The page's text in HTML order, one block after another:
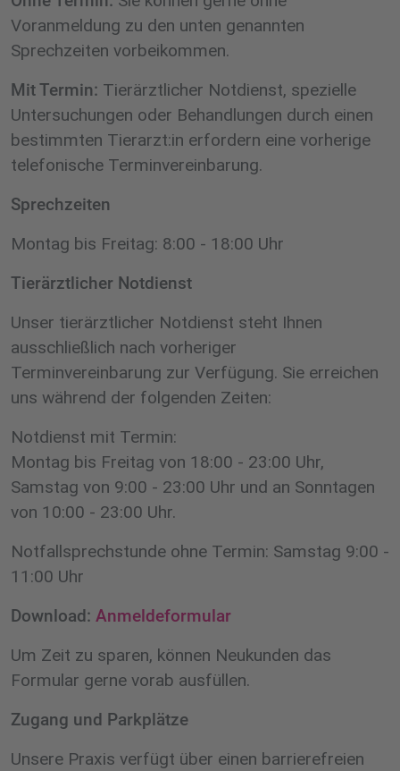
Voranmeldung zu den unten genannten
Sprechzeiten vorbeikommen.
Mit Termin: Tierärztlicher Notdienst, spezielle
Untersuchungen oder Behandlungen durch einen
bestimmten Tierarzt:in erfordern eine vorherige
telefonische Terminvereinbarung.
Sprechzeiten
Montag bis Freitag: 8:00 - 18:00 Uhr
Tierärztlicher Notdienst
Unser tierärztlicher Notdienst steht Ihnen
ausschließlich nach vorheriger
Terminvereinbarung zur Verfügung. Sie erreichen
uns während der folgenden Zeiten:
Notdienst mit Termin:
Montag bis Freitag von 18:00 - 23:00 Uhr,
Samstag von 9:00 - 23:00 Uhr und an Sonntagen
von 10:00 - 23:00 Uhr.
Notfallsprechstunde ohne Termin: Samstag 9:00 -
11:00 Uhr
Download: Anmeldeformular
Um Zeit zu sparen, können Neukunden das
Formular gerne vorab ausfüllen.
Zugang und Parkplätze
Unsere Praxis verfügt über einen barrierefreien